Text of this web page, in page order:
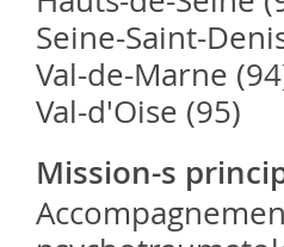
Seine-Saint-
Val-de-Marne
Val-d'Oise (95)
Mission-s